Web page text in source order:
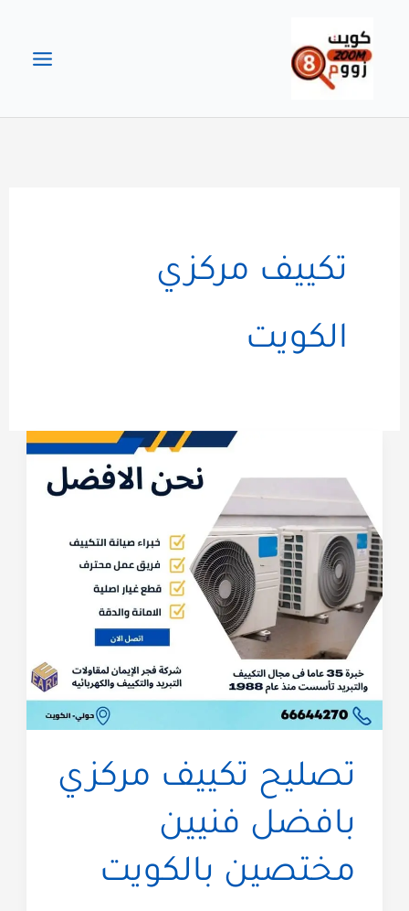
المحتوى
تكييف مركزي
الكويت
تصليح تكييف مركزي
بافضل فنيين
مختصين بالكويت